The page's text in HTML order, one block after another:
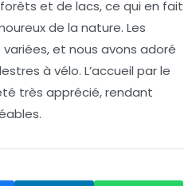
et de lacs, ce qui en fait
de la nature. Les
et nous avons adoré
à vélo. L’accueil par le
très apprécié, rendant